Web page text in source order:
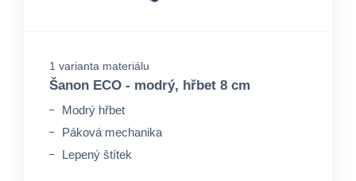
1 varianta materiálu
Šanon ECO - modrý, hřbet 8 cm
Modrý hřbet
Páková mechanika
Lepený štítek